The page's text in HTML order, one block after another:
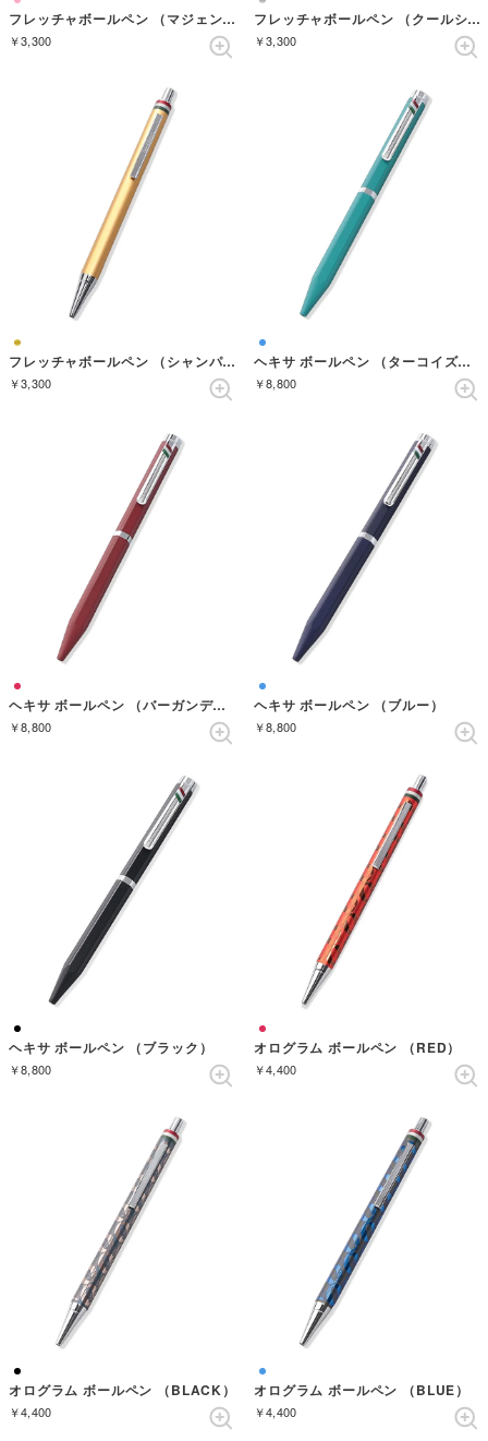
フレッチャボールペン （マジェンタ）
￥3,300
フレッチャボールペン （クールシルバー）
￥3,300
フレッチャボールペン （シャンパンゴールド）
￥3,300
ヘキサ ボールペン （ターコイズグリーン）
￥8,800
ヘキサ ボールペン （バーガンディ）
￥8,800
ヘキサ ボールペン （ブルー）
￥8,800
ヘキサ ボールペン （ブラック）
￥8,800
オログラム ボールペン （RED）
￥4,400
オログラム ボールペン （BLACK）
￥4,400
オログラム ボールペン （BLUE）
￥4,400